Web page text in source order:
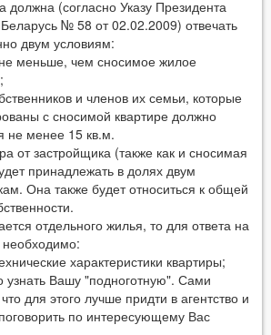
должна (согласно Указу Президента
№ 58 от 02.02.2009) отвечать
двум условиям:
чем сносимое жилое
и членов их семьи, которые
с сносимой квартире должно
не менее 15 кв.м.
застройщика (также как и сносимая
принадлежать в долях двум
Она также будет относиться к общей
отдельного жилья, то для ответа на
необходимо:
характеристики квартиры;
узнать Вашу "подноготную". Сами
для этого лучше придти в агентство и
по интересующему Вас